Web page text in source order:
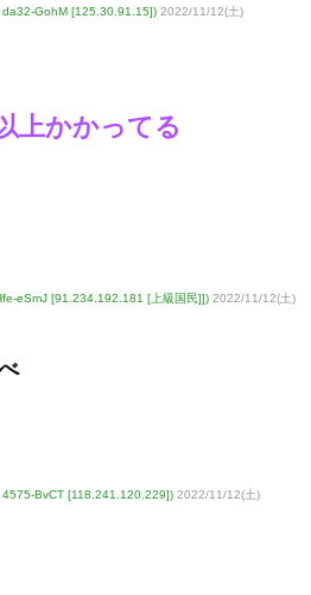
da32-GohM [125.30.91.15]) 2022/11/12(土)
上かかってる
eSmJ [91.234.192.181 [上級国民]]) 2022/11/12(土)
4575-BvCT [118.241.120.229]) 2022/11/12(土)